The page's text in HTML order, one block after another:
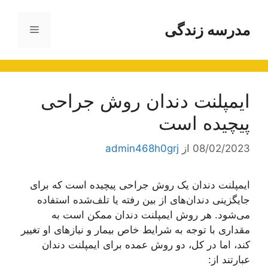
محتوامدرسه زندگی فهرست
ایمپلنت دندان روش جراحی
پیچیده است
08/02/2023 از admin468h0grj
ایمپلنت دندان یک روش جراحی پیچیده است که برای
جایگزینی دندان‌های از بین رفته یا تلف‌شده استفاده
می‌شود. هر روش ایمپلنت دندان ممکن است به
مقداری با توجه به شرایط خاص بیمار و نیازهای او تغییر
کند، اما در کل، دو روش عمده برای ایمپلنت دندان
عبارتند از: